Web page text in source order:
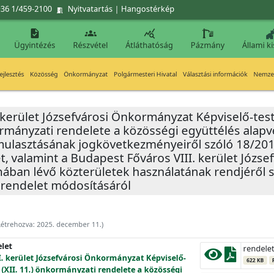
1/459-2100  Nyitvatartás | Hangostérkép

Ügyintézés

Részvétel

Átláthatóság Pázmány Állami
Közösség Önkormányzat Polgármesteri Hivatal Választási információk
Józsefvárosi Önkormányzat Képviselő-
rendelete a közösségi együttélés
jogkövetkezményeiről szóló 18/
valamint a Budapest Főváros VIII. kerület
lévő közterületek használatának rendjéről
módosításáról
2025. december 11.)
kerület Józsefvárosi Önkormányzat Képviselő-
11.) önkormányzati rendelete a közösségi
rendelet
622 KB